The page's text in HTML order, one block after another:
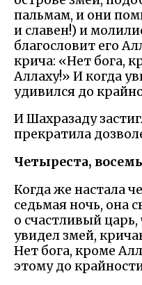
пальмам, и они
и славен!) и
благословит его
крича: «Нет бога,
Аллаху!» И когда
удивился до
И Шахразаду
прекратила
Четыреста,
Когда же настала
седьмая ночь, она
о счастливый царь,
увидел змей,
Нет бога, кроме
этому до